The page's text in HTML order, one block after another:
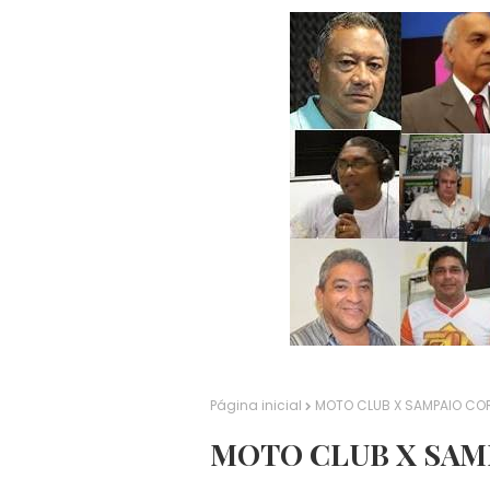
Página inicial MOTO CLUB X SAMPAIO
MOTO CLUB X